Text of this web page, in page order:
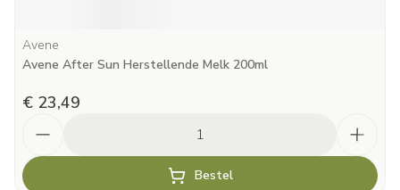
Avene
Avene After Sun Herstellende Melk 200ml
€ 23,49
Bestel